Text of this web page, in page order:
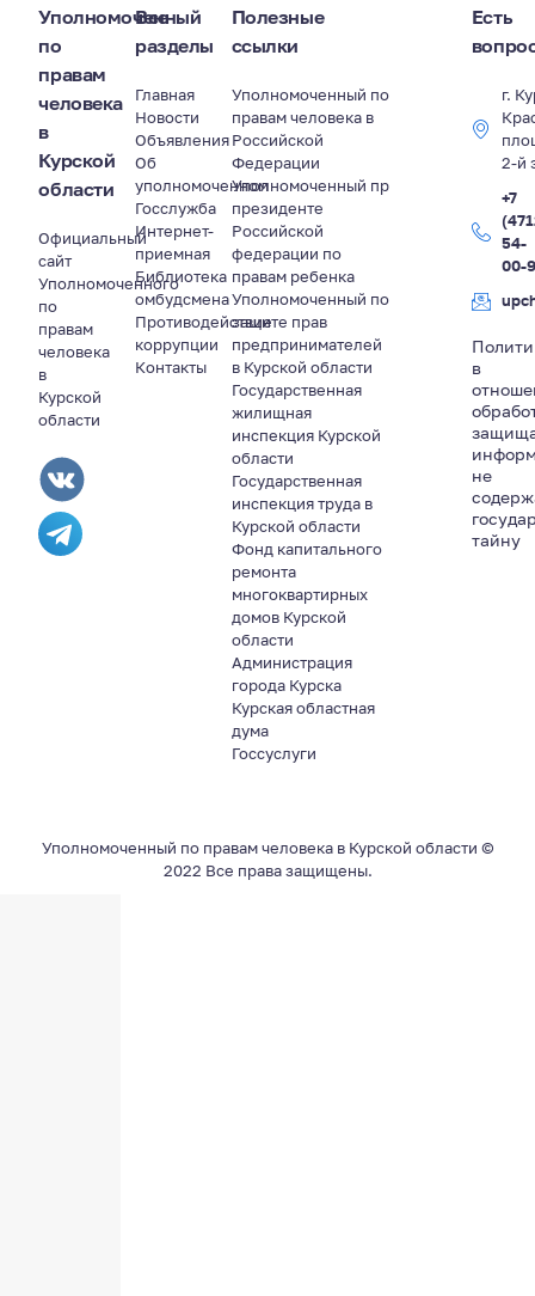
Уполномоченный
по
правам
человека
в
Курской
области
Официальный
сайт
Уполномоченного
по
правам
человека
в
Курской
области
Все
разделы
Главная
Новости
Объявления
Об
уполномоченном
Госслужба
Интернет-
приемная
Библиотека
омбудсмена
Противодействие
коррупции
Контакты
Полезные
ссылки
Уполномоченный по
правам человека в
Российской
Федерации
Уполномоченный пр
президенте
Российской
федерации по
правам ребенка
Уполномоченный по
защите прав
предпринимателей
в Курской области
Государственная
жилищная
инспекция Курской
области
Государственная
инспекция труда в
Курской области
Фонд капитального
ремонта
многоквартирных
домов Курской
области
Администрация
города Курска
Курская областная
дума
Госсуслуги
Есть
г.
2-й
+7
54-
00-
в
не
тайну
Уполномоченный по правам человека в Курской области ©
2022 Все права защищены.